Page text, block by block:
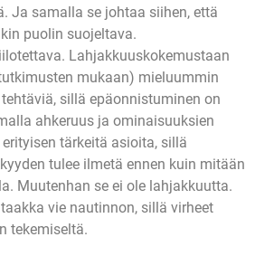
Ja samalla se johtaa siihen, että
puolin suojeltava.
Lahjakkuuskokemustaan
mukaan) mieluummin
sillä epäonnistuminen on
ahkeruus ja ominaisuuksien
tärkeitä asioita, sillä
tulee ilmetä ennen kuin mitään
Muutenhan se ei ole lahjakkuutta.
vie nautinnon, sillä virheet
tekemiseltä.